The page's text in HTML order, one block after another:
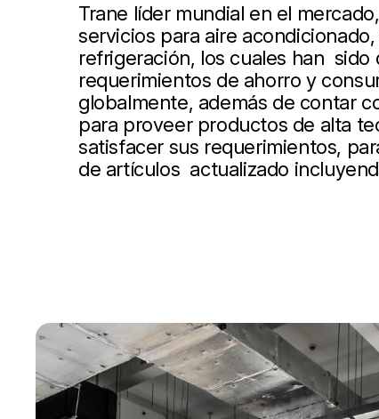
Trane líder mundial en el
servicios para aire
refrigeración, los cuales han
requerimientos de ahorro y
globalmente, además de contar
para proveer productos de alta
satisfacer sus requerimientos,
de artículos actualizado